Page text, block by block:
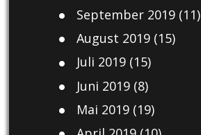
September 2019(11)
August 2019(15)
Juli 2019(15)
Juni 2019(8)
Mai 2019(19)